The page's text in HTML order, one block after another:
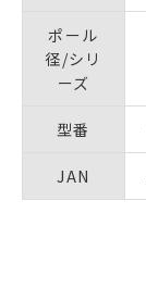
ポール
径/シリ
ーズ
型番
JAN